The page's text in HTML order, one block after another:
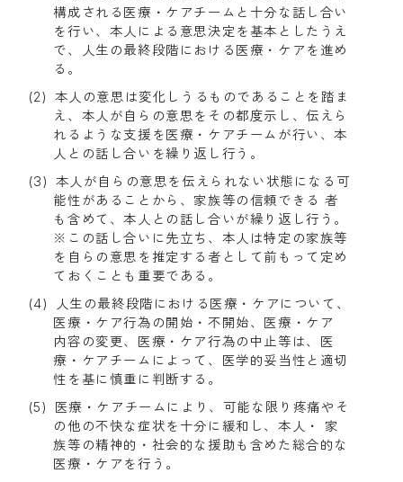
構成される医療・ケアチームと十分な話し合い
を行い、本人による意思決定を基本としたうえ
で、人生の最終段階における医療・ケアを進め
る。
本人の意思は変化しうるものであることを踏ま
え、本人が自らの意思をその都度示し、伝えら
れるような支援を医療・ケアチームが行い、本
人との話し合いを繰り返し行う。
本人が自らの意思を伝えられない状態になる可
能性があることから、家族等の信頼できる 者
も含めて、本人との話し合いが繰り返し行う。
※この話し合いに先立ち、本人は特定の家族等
を自らの意思を推定する者として前もって定め
ておくことも重要である。
人生の最終段階における医療・ケアについて、
医療・ケア行為の開始・不開始、医療・ケア
内容の変更、医療・ケア行為の中止等は、医
療・ケアチームによって、医学的妥当性と適切
性を基に慎重に判断する。
医療・ケアチームにより、可能な限り疼痛やそ
の他の不快な症状を十分に緩和し、本人・ 家
族等の精神的・社会的な援助も含めた総合的な
医療・ケアを行う。